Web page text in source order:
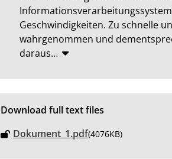
Geschwindigkeiten. Zu schnelle
wahrgenommen und
daraus…
Download full text files
Dokument_1.pdf(4076KB)